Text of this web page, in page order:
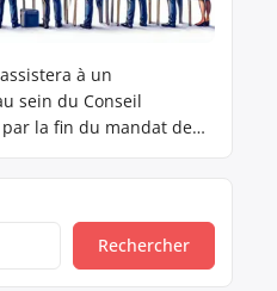
à un
sein du Conseil
la fin du mandat de
réflexion sur le mode
du Conseil,
Rechercher